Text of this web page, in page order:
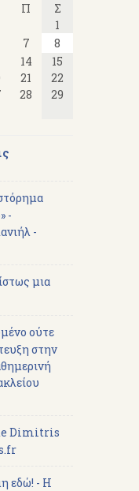
Π
Σ
1
7
8
14
15
21
22
28
29
-
-
μια
ούτε
στην
Dimitris
εδώ! - Η